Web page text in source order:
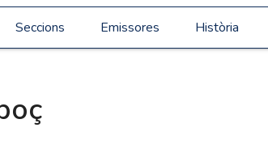
Seccions Emissores Història